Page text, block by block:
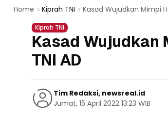
Home Kiprah TNI Kasad Wujudkan Mimpi
Kiprah TNI
Kasad Wujudkan
TNI AD
Tim Redaksi, newsreal.id
Jumat, 15 April 2022 13:23 WIB